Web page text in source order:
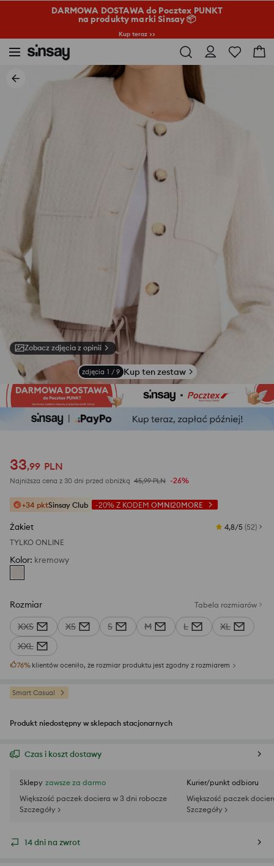
DARMOWA DOSTAWA do Pocztex PUNKT
na produkty marki Sinsay 📦
Kup teraz >>
Zobacz zdjęcia z opinii
zdjęcia 1 / 9 Kup ten zestaw
33,99 PLN
Najniższa cena z 30 dni przed obniżką 45,99 PLN -26%
+34 pktSinsay Club -20% Z KODEM OMNI20MORE
Żakiet 4,8/5 (52)
TYLKO ONLINE
Kolor: kremowy
Rozmiar Tabela rozmiarów
XXS XS S M L
XL
XXL
76% klientów oceniło, że rozmiar produktu jest zgodny z rozmiarem
Smart Casual
Produkt niedostępny w sklepach stacjonarnych
Czas i koszt dostawy
Sklepy zawsze za darmo
Większość paczek dociera w 3 dni robocze
Szczegóły >
Kurier/punkt odbioru
Większość paczek
Szczegóły >
14 dni na zwrot